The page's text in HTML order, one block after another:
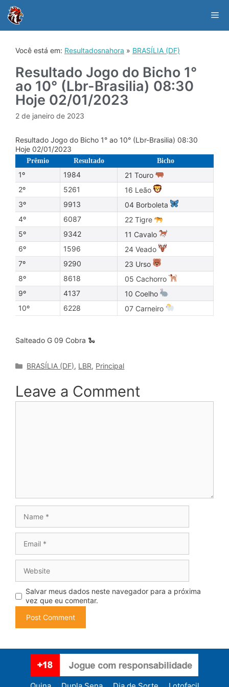
content
Você está em: Resultadosnahora » BRASÍLIA (DF)
Resultado Jogo do Bicho 1°
ao 10° (Lbr-Brasilia) 08:30
Hoje 02/01/2023
2 de janeiro de 2023
Resultado Jogo do Bicho 1° ao 10° (Lbr-Brasilia) 08:30
Hoje 02/01/2023
Prêmio Resultado Bicho
1º 1984
21 Touro
2º
5261
16 Leão
3º
9913
04 Borboleta
4º
6087
22 Tigre
5º
9342
11 Cavalo
6º
1596
24 Veado
7º
9290
23 Urso
8º
8618
05 Cachorro
9º
4137
10 Coelho
10º
6228 07 Carneiro
Salteado G 09 Cobra 🐍
Categories
BRASÍLIA (DF), LBR, Principal
Leave a Comment
Salvar meus dados neste navegador para a próxima
vez que eu comentar.